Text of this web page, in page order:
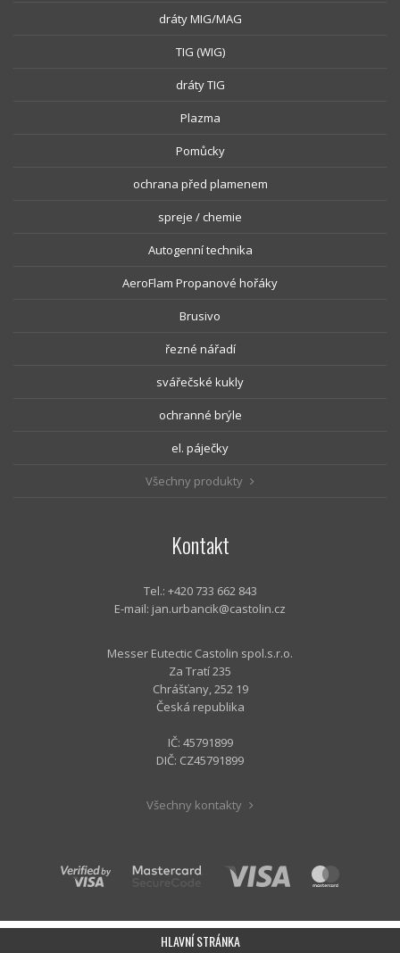
dráty MIG/MAG
TIG (WIG)
dráty TIG
Plazma
Pomůcky
ochrana před plamenem
spreje / chemie
Autogenní technika
AeroFlam Propanové hořáky
Brusivo
řezné nářadí
svářečské kukly
ochranné brýle
el. páječky
Všechny produkty
Kontakt
Tel.: +420 733 662 843
E-mail: jan.urbancik@castolin.cz
Messer Eutectic Castolin spol.s.r.o.
Za Tratí 235
Chrášťany, 252 19
Česká republika
IČ: 45791899
DIČ: CZ45791899
Všechny kontakty
HLAVNÍ STRÁNKA